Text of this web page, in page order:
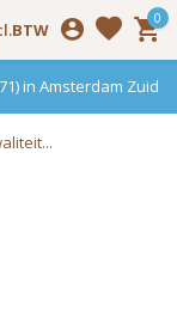
BTW
0
in Amsterdam Zuid